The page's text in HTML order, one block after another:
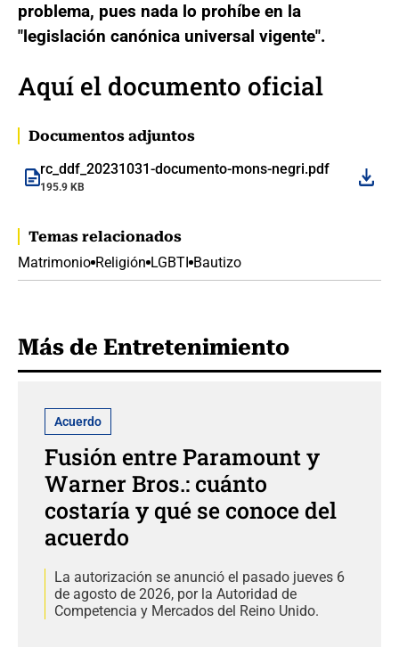
problema, pues nada lo prohíbe en la
"legislación canónica universal vigente".
Aquí el documento oficial
Documentos adjuntos
rc_ddf_20231031-documento-mons-negri.pdf
195.9 KB
Temas relacionados
Matrimonio Religión LGBTI Bautizo
Más de Entretenimiento
Acuerdo
Fusión entre Paramount y
Warner Bros.: cuánto
costaría y qué se conoce del
acuerdo
La autorización se anunció el pasado jueves 6
de agosto de 2026, por la Autoridad de
Competencia y Mercados del Reino Unido.